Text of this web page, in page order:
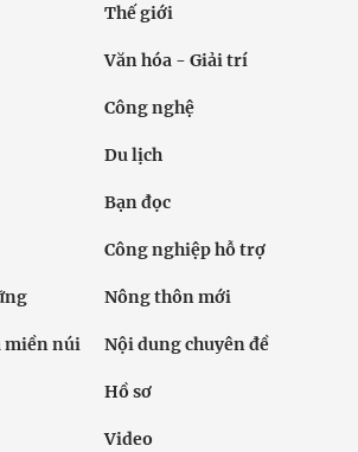
Thế giới
Văn hóa - Giải trí
Công nghệ
Du lịch
Bạn đọc
Công nghiệp hỗ trợ
Nông thôn mới
miền núi Nội dung chuyên đề
Hồ sơ
Video